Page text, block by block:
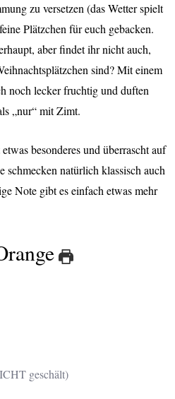
zu versetzen (das Wetter spielt
Plätzchen für euch gebacken.
aber findet ihr nicht auch,
sind? Mit einem
noch lecker fruchtig und duften
„nur“ mit Zimt.
besonderes und überrascht auf
schmecken natürlich klassisch auch
Note gibt es einfach etwas mehr
geschält)